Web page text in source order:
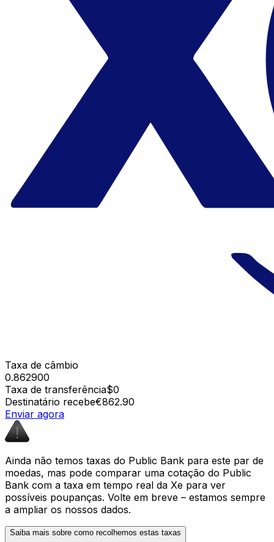
Taxa de câmbio
0.862900
Taxa de transferência$0
Destinatário recebe€862.90
Enviar agora
Ainda não temos taxas do Public Bank para este par de
moedas, mas pode comparar uma cotação do Public
Bank com a taxa em tempo real da Xe para ver
possíveis poupanças. Volte em breve – estamos sempre
a ampliar os nossos dados.
Saiba mais sobre como recolhemos estas taxas